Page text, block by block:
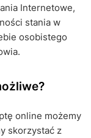
Internetowe,
stania w
osobistego
online możemy
skorzystać z